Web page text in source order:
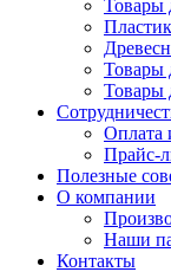
Товары
Товары
Товары
Оплата
Прайс-
Полезные
О компании
Наши
Контакты